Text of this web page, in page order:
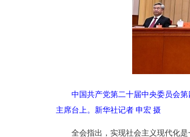
中国共产党第二十届中央委员会
主席台上。 新华社记者 申宏 摄
全会指出，实现社会主义现代化